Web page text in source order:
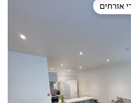
אורחים
אורחים